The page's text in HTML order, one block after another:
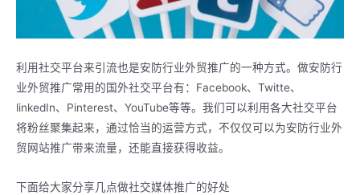
利用社交平台来引流也是安防行业外贸推广的一种方式。做安防行
业外贸推广常用的国外社交平台有：Facebook、Twitte、
linkedIn、Pinterest、YouTube等等。我们可以利用各大社交平台
将粉丝聚集起来，通过恰当的运营方式，不仅仅可以为安防行业外
贸网站推广带来流量，还能直接获得收益。
下面给大家分享几点做社交媒体推广的好处